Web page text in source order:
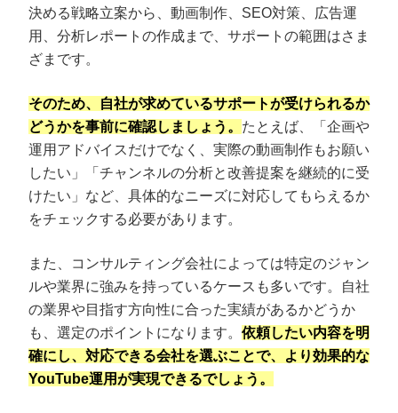
決める戦略立案から、動画制作、SEO対策、広告運
用、分析レポートの作成まで、サポートの範囲はさま
ざまです。
そのため、自社が求めているサポートが受けられるか
どうかを事前に確認しましょう。 たとえば、「企画や
運用アドバイスだけでなく、実際の動画制作もお願い
したい」「チャンネルの分析と改善提案を継続的に受
けたい」など、具体的なニーズに対応してもらえるか
をチェックする必要があります。
また、コンサルティング会社によっては特定のジャン
ルや業界に強みを持っているケースも多いです。自社
の業界や目指す方向性に合った実績があるかどうか
も、選定のポイントになります。 依頼したい内容を明
確にし、対応できる会社を選ぶことで、より効果的な
YouTube運用が実現できるでしょう。